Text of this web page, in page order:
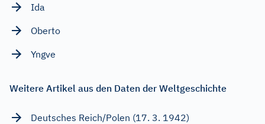
Ida
Oberto
Yngve
Weitere Artikel aus den Daten der Weltgeschichte
Deutsches Reich/Polen (17. 3. 1942)